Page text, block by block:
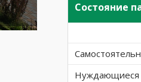
Состояние
Нуждающиеся